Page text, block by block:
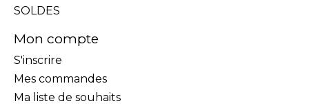
SOLDES
Mon compte
S'inscrire
Mes commandes
Ma liste de souhaits